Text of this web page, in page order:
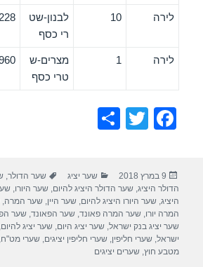
לירה 10
לבנון-שט
רי כסף
לירה 1
מצרים-ש
טרי כסף
F
e
b
o
o
T
er
e
פורסם
בתאריך
9 במרץ 2018 קטגוריות
שער יציג תגיות
שער הדולר,
הדולר היציג,שער הדולר היציג להיום,שער היורו,
היציג,שער היורו היציג להיום,שער היין,שער המרה,
המרה יורו,שער המרה פאונד,שער הפאונד,שער
שער יציג בנק ישראל,שער יציג היום,שער יציג להיום
ישראל,שערי חליפין,שערי חליפין יציגים,שערי מט"ח
מטבע חוץ,שערים יציגים